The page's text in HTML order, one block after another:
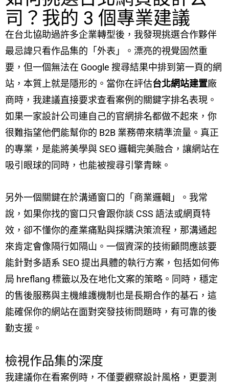
司？我的 3 個專業建議
在台北協助過許多企業轉型後，我發現挑選合作夥伴
最忌諱只看作品集的「外表」。漂亮的視覺固然重
要，但一個無法在 Google 搜尋結果中排到第一頁的網
站，本質上就是隱形的。當你在評估台北網站建置廠
商時，我建議直接要求查看案例的關鍵字排名表現。
如果一家設計公司連自己的官網排名都做不起來，你
很難指望他們能幫你的 B2B 業務帶來精準流量。真正
的專業，是能將美學與 SEO 邏輯完美融合，讓網站在
吸引眼球的同時，也能被搜尋引擎青睞。
另外一個關鍵在於溝通窗口的「商業邏輯」。我常
說，如果你找的窗口只會跟你談 CSS 語法或網頁特
效，卻不懂你的產業痛點與採購決策流程，那溝通起
來肯定會像隔行如隔山。一個資深的技術顧問應該要
能針對多語系 SEO 提出具體的執行方案，包括如何佈
局 hreflang 標籤以及在地化文案的策略。同時，穩定
的售後服務與主機維護機制也是長期合作的基石，這
能確保你的網站在面對突發技術問題時，有可靠的後
勤支援。
檢視作品集的深度
我建議你在看案例時，不僅要觀察設計風格，更要測